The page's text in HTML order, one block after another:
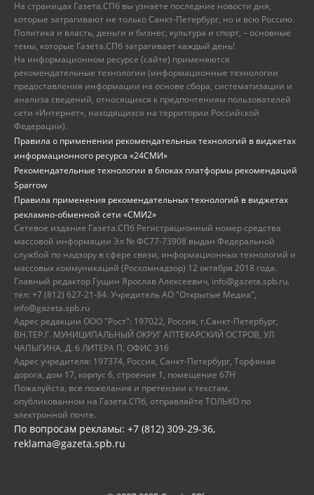
На страницах Газета.СПб вы узнаете последние новости дня,
которые затрагивают не только Санкт-Петербург, но и всю Россию.
Политика и власть, деньги и бизнес, культура и спорт, – основные
темы, которые Газета.СПб затрагивает каждый день!
На информационном ресурсе (сайте) применяются
рекомендательные технологии (информационные технологии
предоставления информации на основе сбора, систематизации и
анализа сведений, относящихся к предпочтениям пользователей
сети «Интернет», находящихся на территории Российской
Федерации).
Правила о применении рекомендательных технологий в виджетах
информационного ресурса «24СМИ»
Рекомендательные технологии в блоках платформы рекомендаций
Sparrow
Правила применения рекомендательных технологий в виджетах
рекламно-обменной сети «СМИ2»
Сетевое издание Газета.СПб Регистрационный номер средства
массовой информации Эл № ФС77-73908 выдан Федеральной
службой по надзору в сфере связи, информационных технологий и
массовых коммуникаций (Роскомнадзор) 12 октября 2018 года.
Главный редактор Гущин Ярослав Алексеевич, info@gazeta.spb.ru,
тел: +7 (812) 627-21-84. Учредитель АО "Открытые Медиа",
info@gazeta.spb.ru
Адрес редакции ООО "Рост": 197022, Россия, г.Санкт-Петербург,
ВН.ТЕР.Г. МУНИЦИПАЛЬНЫЙ ОКРУГ АПТЕКАРСКИЙ ОСТРОВ, УЛ
ЧАПЫГИНА, Д. 6 ЛИТЕРА П, ОФИС 316
Адрес учредителя: 197374, Россия, Санкт-Петербург, Торфяная
дорога, дом 17, корпус 6, строение 1, помещение 67Н
Пожалуйста, все пожелания и претензии к текстам,
опубликованном на Газета.СПб, отправляйте ТОЛЬКО по
электронной почте.
По вопросам рекламы: +7 (812) 309-29-36,
reklama@gazeta.spb.ru